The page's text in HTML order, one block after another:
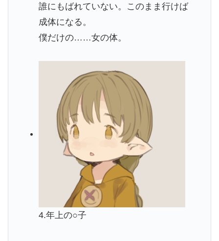
誰にもばれていない。このまま行けば
成体になる。
僕だけの……女の体。
4.年上の○子